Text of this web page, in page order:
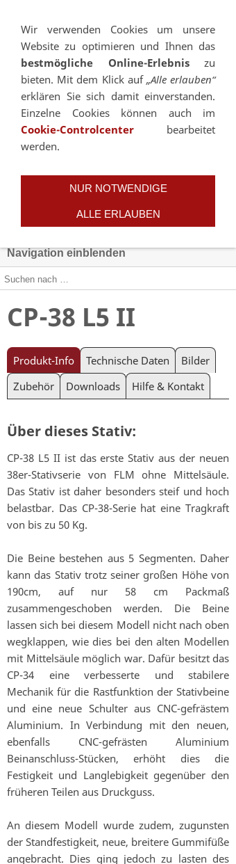
Website, die für mobile Geräte optimiert wurde.
Zur Desktop-Version
Hinweis nicht mehr anzeigen
Navigation einblenden
CP-38 L5 II
Produkt-Info Technische Daten
Bilder
Zubehör
Downloads Hilfe & Kontakt
Über dieses Stativ:
CP-38 L5 II ist das erste Stativ aus der neuen
38er-Stativserie von FLM ohne Mittelsäule.
Das Stativ ist daher besonders steif und hoch
belastbar. Das CP-38-Serie hat eine Tragkraft
von bis zu 50 Kg.
Die Beine bestehen aus 5 Segmenten. Daher
kann das Stativ trotz seiner großen Höhe von
190cm, auf nur 58 cm Packmaß
zusammengeschoben werden. Die Beine
lassen sich bei diesem Modell nicht nach oben
wegklappen, wie dies bei den alten Modellen
mit Mittelsäule möglich war. Dafür besitzt das
CP-34 eine verbesserte und stabilere
Mechanik für die Rastfunktion der Stativbeine
und eine neue Schulter aus CNC-gefrästem
Aluminium. In Verbindung mit den neuen,
ebenfalls CNC-gefrästen Aluminium
Beinanschluss-Stücken, erhöht dies die
Festigkeit und Langlebigkeit gegenüber den
früheren Teilen aus Druckguss.
An diesem Modell wurde zudem, zugunsten
der Standfestigkeit, neue, breitere Gummifüße
angebracht. Dies ging jedoch zu lasten des
Wir verwenden Cookies um unsere
Website zu optimieren und Ihnen das
bestmögliche Online-Erlebniszu
bieten. Mit dem Klick auf „Alle erlauben“
erklären Sie sich damit einverstanden.
Einzelne Cookies können auch im
Cookie-Controlcenter bearbeitet
werden.
NUR NOTWENDIGE
ALLE ERLAUBEN